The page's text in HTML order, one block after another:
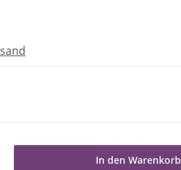
In den Warenkorb